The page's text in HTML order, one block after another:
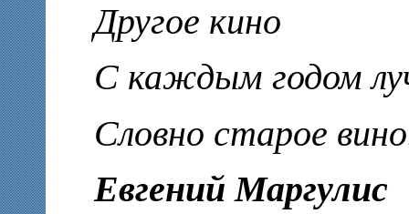
Другое кино
С каждым годом
Словно старое
Евгений Маргулис